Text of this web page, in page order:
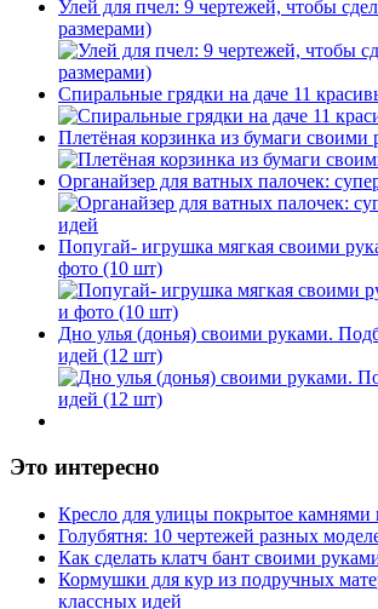
Улей для пчел: 9 чертежей, чтобы
размерами)
Спиральные грядки на даче 11
Плетёная корзинка из бумаги своими
Органайзер для ватных палочек:
Попугай- игрушка мягкая своими
фото (10 шт)
Дно улья (донья) своими руками.
идей (12 шт)
Это интересно
Кресло для улицы покрытое камнями
Голубятня: 10 чертежей разных
Как сделать клатч бант своими
Кормушки для кур из подручных
классных идей